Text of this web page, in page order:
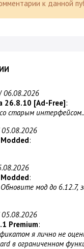
к данной
06.08.2026
26.8.10 [Ad-Free]:
старым
05.08.2026
Спортс 6.12.7 Modded:
Спортс 6.12.7 Modded:
мод до 6.12.7,
05.08.2026
Premium:
я лично не
в ограниченном